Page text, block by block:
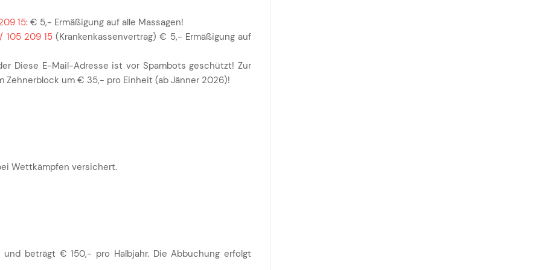
15: € 5,- Ermäßigung auf alle Massagen!
105 209 15(Krankenkassenvertrag) € 5,- Ermäßigung auf
Diese E-Mail-Adresse ist vor Spambots geschützt! Zur
Zehnerblock um € 35,- pro Einheit (ab Jänner 2026)!
Wettkämpfen versichert.
beträgt € 150,- pro Halbjahr. Die Abbuchung erfolgt